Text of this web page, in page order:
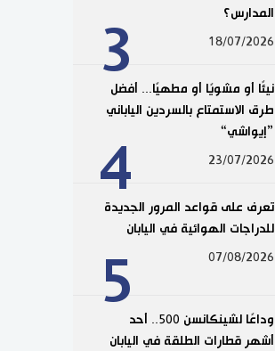
3
المدارس؟
18/07/2026
4
نيئًا أو مشويًا أو مطهيًا... أفضل
طرق الاستمتاع بالسردين الياباني
”إيواشي“
23/07/2026
5
تعرف على قواعد المرور الجديدة
للدراجات الهوائية في اليابان
07/08/2026
وداعًا لشينكانسن 500.. أحد
أشهر قطارات الطلقة في اليابان